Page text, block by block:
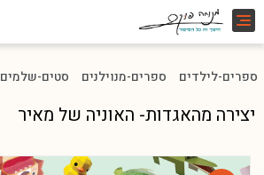
Toggle
navigation
ספרים-לילדים ספרים-מנוילנים סטים-שלמים
יצירה מהאגדות- האוניה של מאיר